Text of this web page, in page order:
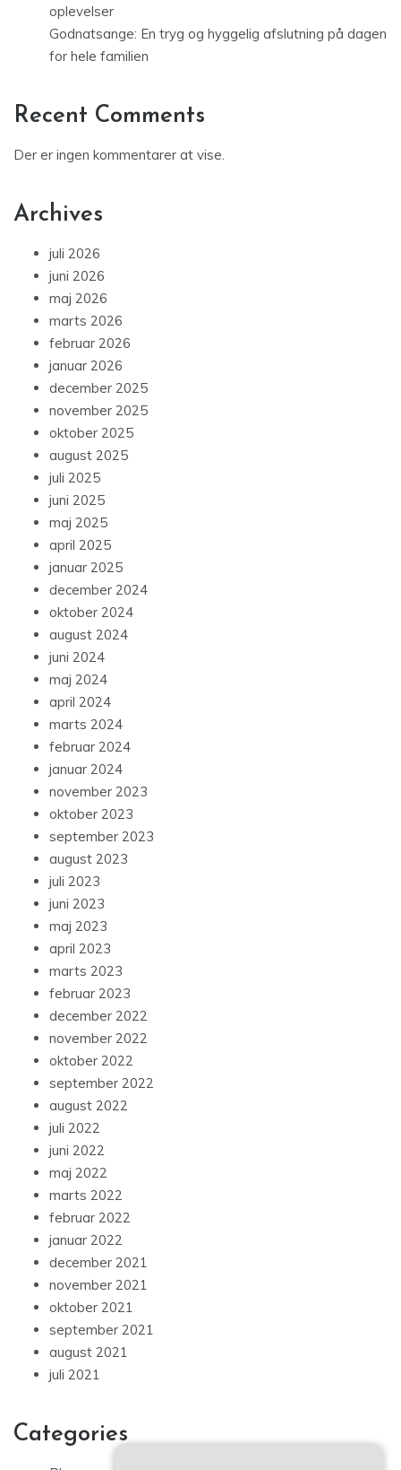
oplevelser
Godnatsange: En tryg og hyggelig afslutning på dagen
for hele familien
Recent Comments
Der er ingen kommentarer at vise.
Archives
juli 2026
juni 2026
maj 2026
marts 2026
februar 2026
januar 2026
december 2025
november 2025
oktober 2025
august 2025
juli 2025
juni 2025
maj 2025
april 2025
januar 2025
december 2024
oktober 2024
august 2024
juni 2024
maj 2024
april 2024
marts 2024
februar 2024
januar 2024
november 2023
oktober 2023
september 2023
august 2023
juli 2023
juni 2023
maj 2023
april 2023
marts 2023
februar 2023
december 2022
november 2022
oktober 2022
september 2022
august 2022
juli 2022
juni 2022
maj 2022
marts 2022
februar 2022
januar 2022
december 2021
november 2021
oktober 2021
september 2021
august 2021
juli 2021
Categories